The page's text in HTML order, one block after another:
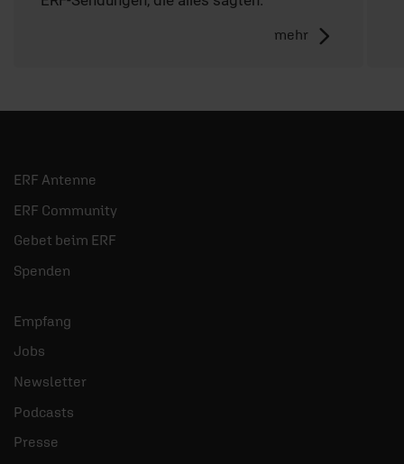
mehr
ERF Antenne
ERF Community
Gebet beim ERF
Spenden
Empfang
Jobs
Newsletter
Podcasts
Presse